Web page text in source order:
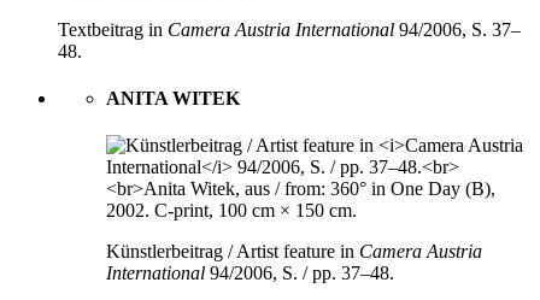
Textbeitrag in Camera Austria International 94/2006, S. 37–
48.
ANITA WITEK
Künstlerbeitrag / Artist feature in Camera Austria
International 94/2006, S. / pp. 37–48.